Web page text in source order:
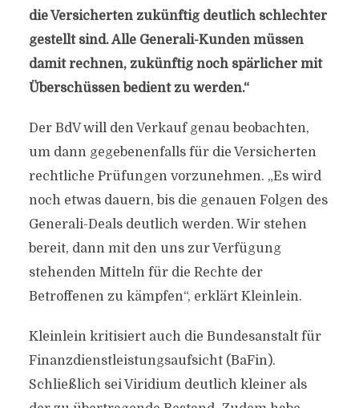
die Versicherten zukünftig deutlich schlechter
gestellt sind. Alle Generali-Kunden müssen
damit rechnen, zukünftig noch spärlicher mit
Überschüssen bedient zu werden.“
Der BdV will den Verkauf genau beobachten,
um dann gegebenenfalls für die Versicherten
rechtliche Prüfungen vorzunehmen. „Es wird
noch etwas dauern, bis die genauen Folgen des
Generali-Deals deutlich werden. Wir stehen
bereit, dann mit den uns zur Verfügung
stehenden Mitteln für die Rechte der
Betroffenen zu kämpfen“, erklärt Kleinlein.
Kleinlein kritisiert auch die Bundesanstalt für
Finanzdienstleistungsaufsicht (BaFin).
Schließlich sei Viridium deutlich kleiner als